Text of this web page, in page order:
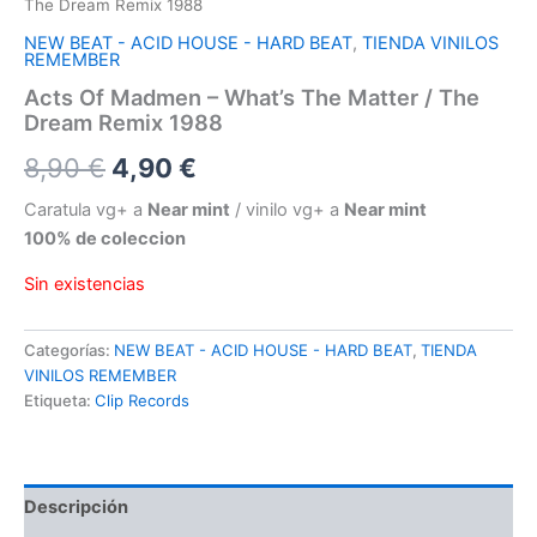
The Dream Remix 1988
NEW BEAT - ACID HOUSE - HARD BEAT, TIENDA VINILOS
REMEMBER
Acts Of Madmen – What’s The Matter / The
Dream Remix 1988
8,90€ El
precio
original
era:
8,90 €.
4,90 €
precio
4,90 €.
Caratula vg+ a Near mint / vinilo vg+ a Near mint
100% de coleccion
Sin existencias
Categorías: NEW BEAT - ACID HOUSE - HARD BEAT, TIENDA
VINILOS REMEMBER
Etiqueta: Clip Records
Descripción